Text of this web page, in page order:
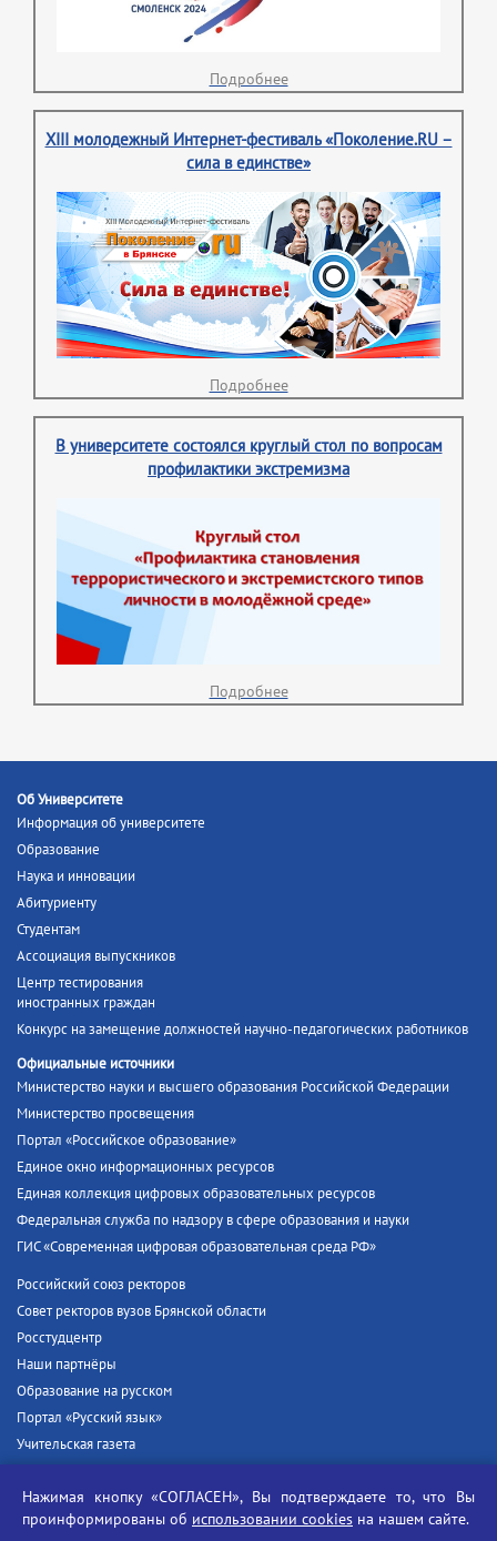
Подробнее
XIII молодежный Интернет-фестиваль «Поколение.RU –
сила в единстве»
Подробнее
В университете состоялся круглый стол по вопросам
профилактики экстремизма
Подробнее
Об Университете
Информация об университете
Образование
Наука и инновации
Абитуриенту
Студентам
Ассоциация выпускников
Центр тестирования
иностранных граждан
Конкурс на замещение должностей научно-педагогических работников
Официальные источники
Министерство науки и высшего образования Российской Федерации
Министерство просвещения
Портал «Российское образование»
Единое окно информационных ресурсов
Единая коллекция цифровых образовательных ресурсов
Федеральная служба по надзору в сфере образования и науки
ГИС «Современная цифровая образовательная среда РФ»
Российский союз ректоров
Совет ректоров вузов Брянской области
Росстудцентр
Наши партнёры
Образование на русском
Портал «Русский язык»
Учительская газета
Единый портал государственных услуг
Нажимая кнопку «СОГЛАСЕН», Вы подтверждаете то, что Вы
проинформированы об использовании cookies на нашем сайте.